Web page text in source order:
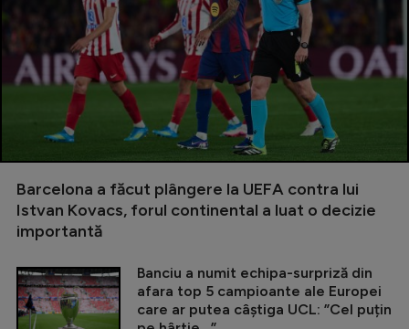
Barcelona a făcut plângere la UEFA contra lui
Istvan Kovacs, forul continental a luat o decizie
importantă
Banciu a numit echipa-surpriză din
afara top 5 campioante ale Europei
care ar putea câștiga UCL: ”Cel puțin